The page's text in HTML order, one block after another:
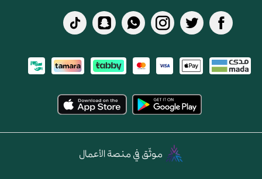
موثّق في منصة الأعمال